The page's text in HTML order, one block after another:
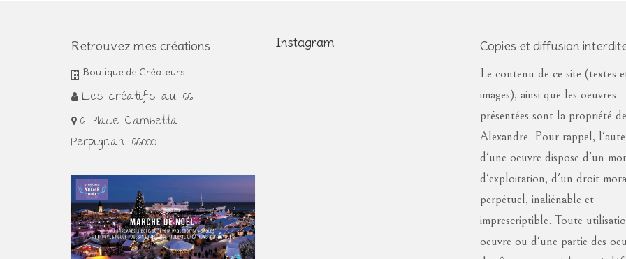
Retrouvez mes créations :
Boutique de Créateurs
Les créatifs du 66
6 Place Gambetta
Perpignan 66000
Instagram Copies et diffusion
Le contenu de ce site (textes
images), ainsi que les oeuvres
présentées sont la propriété
Alexandre. Pour rappel,
d'une oeuvre dispose d'un
d'exploitation, d'un droit
perpétuel, inaliénable et
imprescriptible. Toute
oeuvre ou d'une partie des